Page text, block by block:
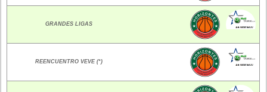
GRANDES LIGAS
REENCUENTRO VEVE (*)